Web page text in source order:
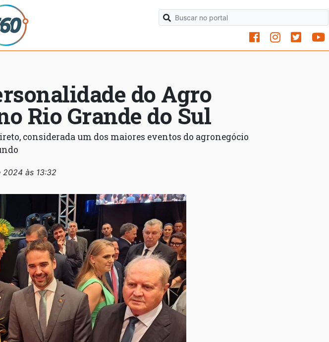
do Agro
Rio Grande do Sul
considerada um dos maiores eventos do agronegócio
às 13:32